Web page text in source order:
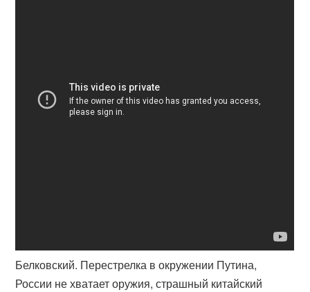
Белковский. Перестрелка в окружении Путина,
России не хватает оружия, страшный китайский